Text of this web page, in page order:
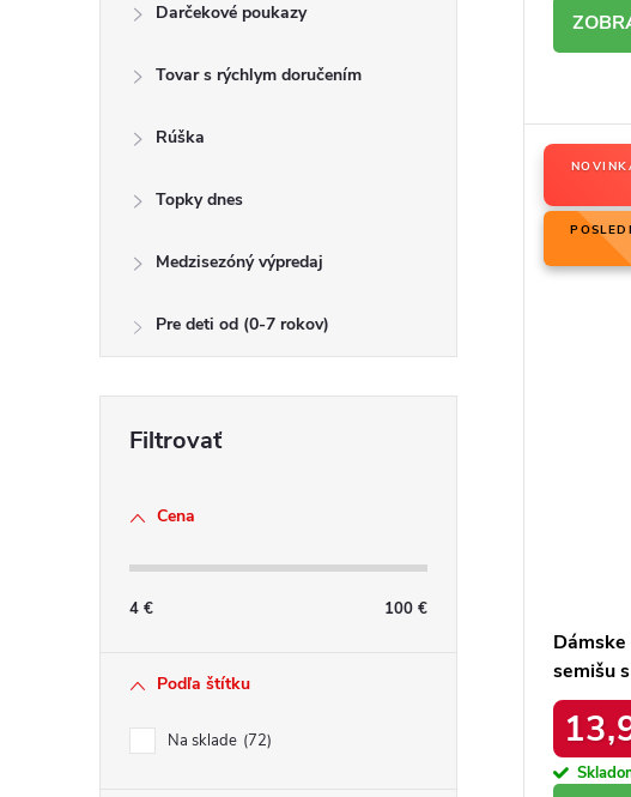
Darčekové poukazy
Tovar s rýchlym doručením
Rúška
Topky dnes
Medzisezóný výpredaj
Pre deti od (0-7 rokov)
Cena
4 € 100 €
Podľa štítku
Na sklade 72
semišu